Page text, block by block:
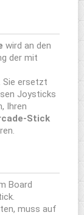
wird an den
der mit
Sie ersetzt
Joysticks
Ihren
Stick
Board
muss auf